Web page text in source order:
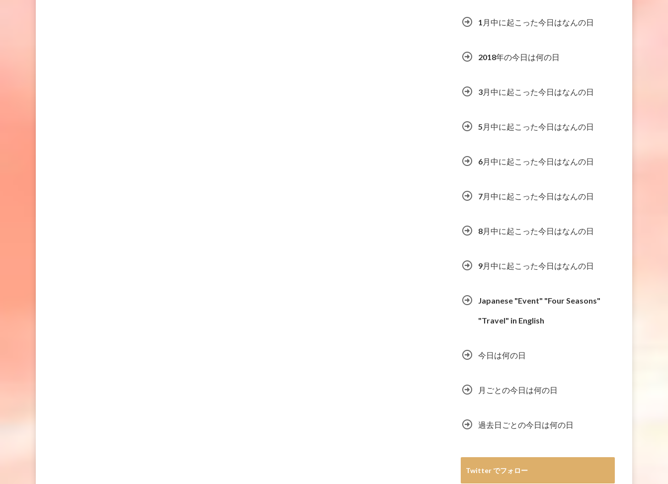
1月中に起こった今日はなんの日
2018年の今日は何の日
3月中に起こった今日はなんの日
5月中に起こった今日はなんの日
6月中に起こった今日はなんの日
7月中に起こった今日はなんの日
8月中に起こった今日はなんの日
9月中に起こった今日はなんの日
Japanese "Event" "Four Seasons"
"Travel" in English
今日は何の日
月ごとの今日は何の日
過去日ごとの今日は何の日
Twitter でフォロー